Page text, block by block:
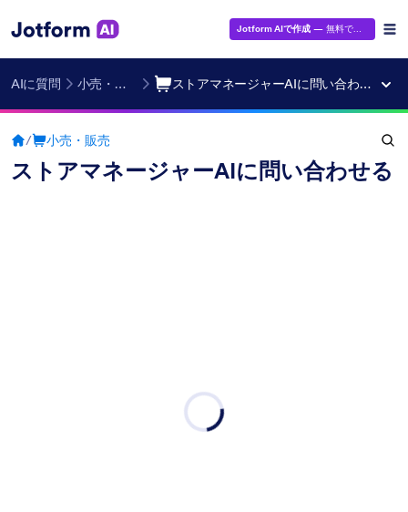
Jotform AIで作成 — 無料です！
AIに質問 小売・販売 ストアマネージャーAIに問い合わせる
/ 小売・販売
ストアマネージャーAIに問い合わせる